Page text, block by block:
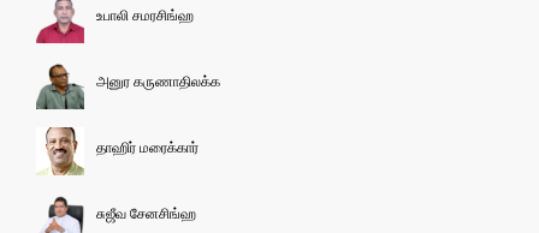
உபாலி சமரசிங்ஹ
அனுர கருணாதிலக்க
தாஹிர் மரைக்கார்
சுஜீவ சேனசிங்ஹ